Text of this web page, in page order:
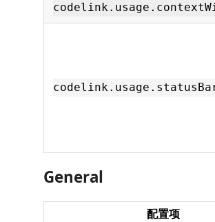
General
配置项